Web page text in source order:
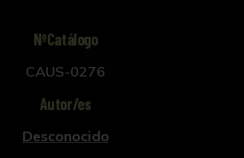
NºCatálogo
CAUS-0276
Autor/es
Desconocido